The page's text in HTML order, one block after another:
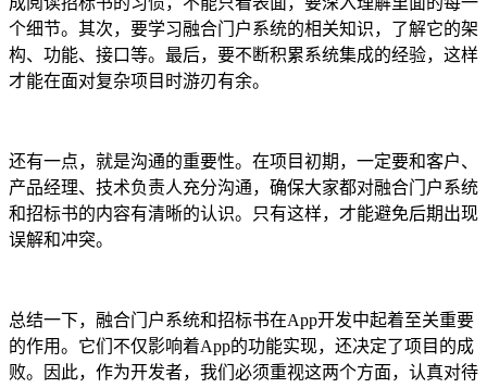
个细节。其次，要学习融合门户系统的相关知识，了解它的架
构、功能、接口等。最后，要不断积累系统集成的经验，这样
才能在面对复杂项目时游刃有余。
还有一点，就是沟通的重要性。在项目初期，一定要和客户、
产品经理、技术负责人充分沟通，确保大家都对融合门户系统
和招标书的内容有清晰的认识。只有这样，才能避免后期出现
误解和冲突。
总结一下，融合门户系统和招标书在App开发中起着至关重要
的作用。它们不仅影响着App的功能实现，还决定了项目的成
败。因此，作为开发者，我们必须重视这两个方面，认真对待